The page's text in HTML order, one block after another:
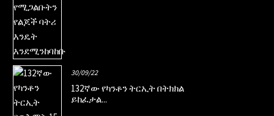
30/09/22
132ኛው የካንቶን ትርኢት በትክክል
ይከፈታል...